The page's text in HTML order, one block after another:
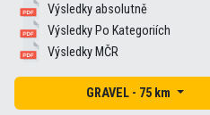
Výsledky absolutně
Výsledky Po Kategoriích
Výsledky MČR
GRAVEL - 75 km